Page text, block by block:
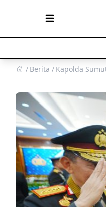
Open main menu
Berita Kapolda